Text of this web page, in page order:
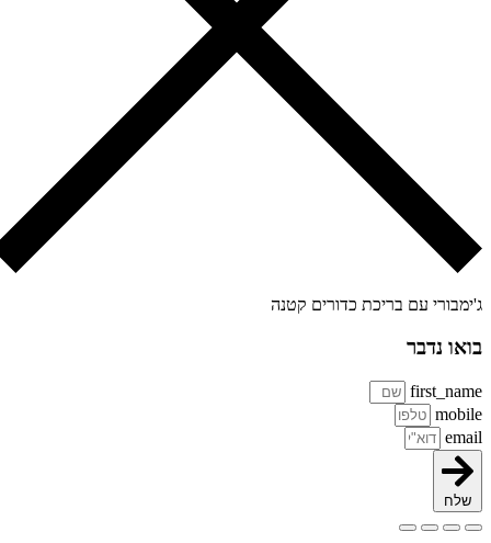
עם בריכת כדורים קטנה
נדבר
שלח